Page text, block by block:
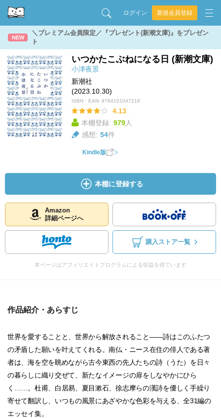
ログイン 新規会員登録
NEW
＼プレミアム会員限定／『プレゼント(新潮文庫)』をプレゼン
ト
いつかたこぶねになる日 (新潮文庫)
小津夜景
新潮社
(2023.10.30)
ISBN・EAN: 9784101047218
4.13
本棚登録: 979人
感想: 54件
Kindle版
本棚に登録する
Amazon
詳細ページへ
購入ストア一覧
本ページはアフィリエイトプログラムによる収益を得ています
作品紹介・あらすじ
世界を愛することと、世界から解放されること――詩はこのふたつ
の矛盾した願いを叶えてくれる。南仏・ニース在住の俳人である著
者は、海を空を眺めながら古今東西の先人たちの詩（うた）を日々
の暮らしに織り交ぜて、新たなイメージの扉をしなやかにひら
く……。杜甫、白居易、夏目漱石、徐志摩らの漢詩を優しく手繰り
寄せて翻訳し、いつもの風景にあざやかな色彩を与える、全31編の
エッセイ集。